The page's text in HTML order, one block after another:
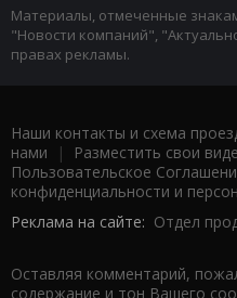
Материалы, отмеченные
"Новости компаний",
правах рекламы.
Наши контакты и схема
нами | Разместить свои
Пользовательское
конфиденциальности и
Реклама на сайте: Отдел
Оставляя комментарий,
содержание и тон Вашего